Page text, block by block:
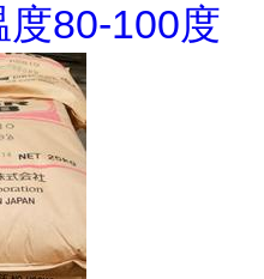
80-100度